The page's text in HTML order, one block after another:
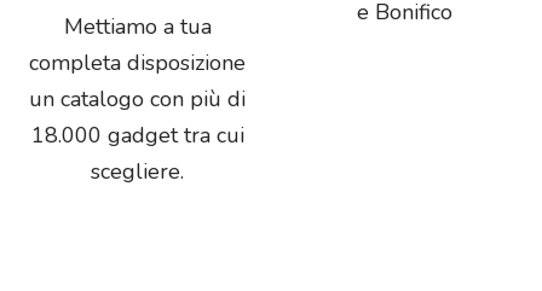
Mettiamo a tua
completa disposizione
un catalogo con più di
18.000 gadget tra cui
scegliere.
e Bonifico